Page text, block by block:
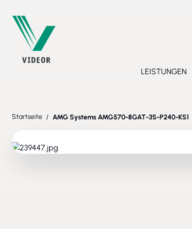
LEISTUNGEN
Startseite / AMG Systems AMG570-8GAT-3S-P240-KS1